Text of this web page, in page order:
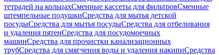
тетрадей на кольцахСменные кассеты для фильтровСменные
штемпельные подушкиСредства для мытья детской
посудыСредства для мытья посудыСредства для отбеливания
и удаления пятенСредства для посудомоечных
машинСредства для прочистки канализационных
трубСредства для смягчения воды и удаления накипиСредства